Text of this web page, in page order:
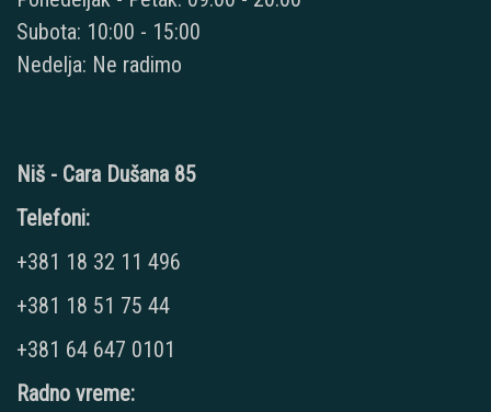
Subota: 10:00 - 15:00
Nedelja: Ne radimo
Niš - Cara Dušana 85
Telefoni:
+381 18 32 11 496
+381 18 51 75 44
+381 64 647 0101
Radno vreme: